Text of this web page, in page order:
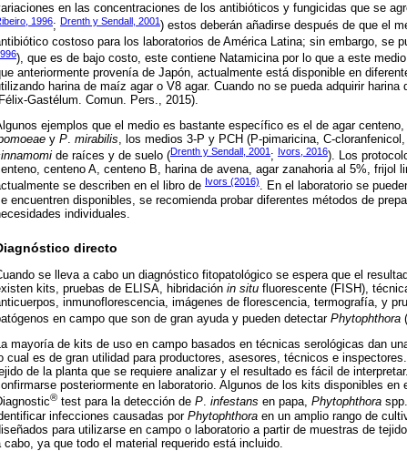
en las concentraciones de los antibióticos y fungicidas que se
1996; Drenth y Sendall, 2001) estos deberán añadirse después de que el
costoso para los laboratorios de América Latina; sin embargo, se
), que es de bajo costo, este contiene Natamicina por lo que a este
anteriormente provenía de Japón, actualmente está disponible en
harina de maíz agar o V8 agar. Cuando no se pueda adquirir
Gastélum. Comun. Pers., 2015).
ejemplos que el medio es bastante específico es el de agar
y P mirabilis , los medios 3-P y PCH (P-pimaricina, C-
de raíces y de suelo (Drenth y Sendall, 2001 ; Ivors, 2016). Los
centeno A, centeno B, harina de avena, agar zanahoria al 5%, frijol
se describen en el libro de Ivors (2016). En el laboratorio se
encuentren disponibles, se recomienda probar diferentes métodos de
individuales.
directo
se lleva a cabo un diagnóstico fitopatológico se espera que el
kits, pruebas de ELISA, hibridación in situ fluorescente (FISH),
inmunoflorescencia, imágenes de florescencia, termografía, y
en campo que son de gran ayuda y pueden detectar Phytophthora (
mayoría de kits de uso en campo basados en técnicas serológicas dan
cual es de gran utilidad para productores, asesores, técnicos e
de la planta que se requiere analizar y el resultado es fácil de
posteriormente en laboratorio. Algunos de los kits disponibles
® test para la detección de P. infestans en papa, Phytophthora
infecciones causadas por Phytophthora en un amplio rango de
para utilizarse en campo o laboratorio a partir de muestras de
cabo, ya que todo el material requerido está incluido.